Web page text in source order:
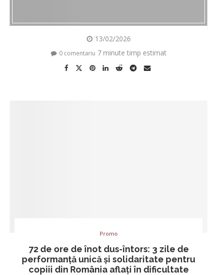
13/02/2026
0 comentariu 7 minute timp estimat
Promo
72 de ore de înot dus-întors: 3 zile de
performanță unică și solidaritate pentru
copiii din România aflați în dificultate